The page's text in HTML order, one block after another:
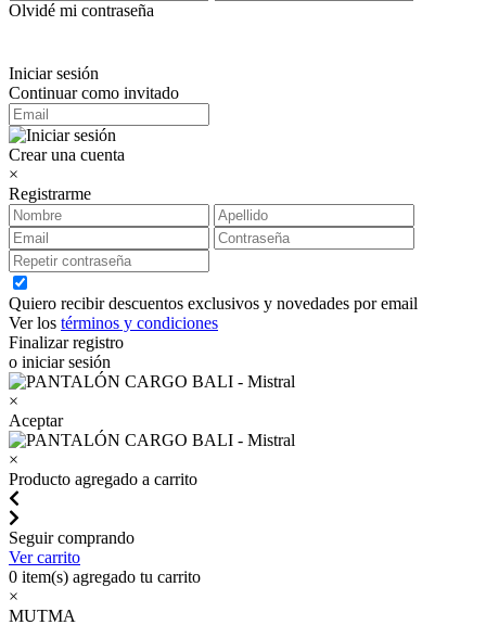
Olvidé mi contraseña
Iniciar sesión
Continuar como invitado
Crear una cuenta
×
Registrarme
Quiero recibir descuentos exclusivos y novedades por email
Ver los términos y condiciones
Finalizar registro
o iniciar sesión
×
Aceptar
×
Producto agregado a carrito
Seguir comprando
Ver carrito
0 item(s) agregado tu carrito
×
MUTMA